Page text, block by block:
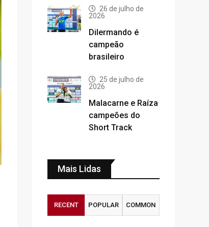
26 de julho de
2026
Dilermando é
campeão
brasileiro
25 de julho de
2026
Malacarne e Raíza
campeões do
Short Track
Mais Lidas
RECENT POPULAR COMMON